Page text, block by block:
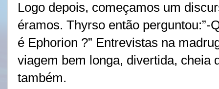
Logo depois, começamos um
éramos. Thyrso então perguntou:”-
é Ephorion ?” Entrevistas na
viagem bem longa, divertida, cheia
também.